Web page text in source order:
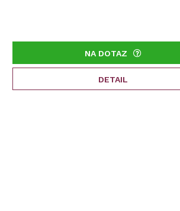
NA DOTAZ
DETAIL